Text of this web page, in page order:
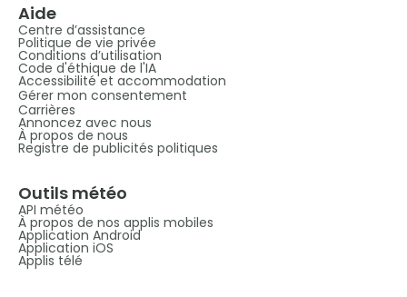
Aide
Centre d’assistance
Politique de vie privée
Conditions d’utilisation
Code d'éthique de l'IA
Accessibilité et accommodation
Gérer mon consentement
Carrières
Annoncez avec nous
À propos de nous
Registre de publicités politiques
Outils météo
API météo
À propos de nos applis mobiles
Application Android
Application iOS
Applis télé